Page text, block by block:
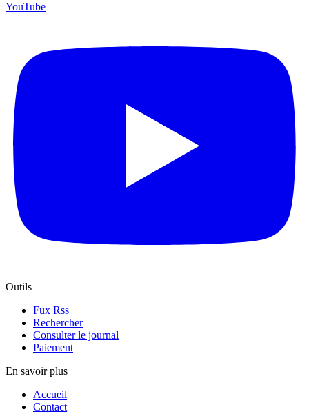
YouTube
Outils
Fux Rss
Rechercher
Consulter le journal
Paiement
En savoir plus
Accueil
Contact